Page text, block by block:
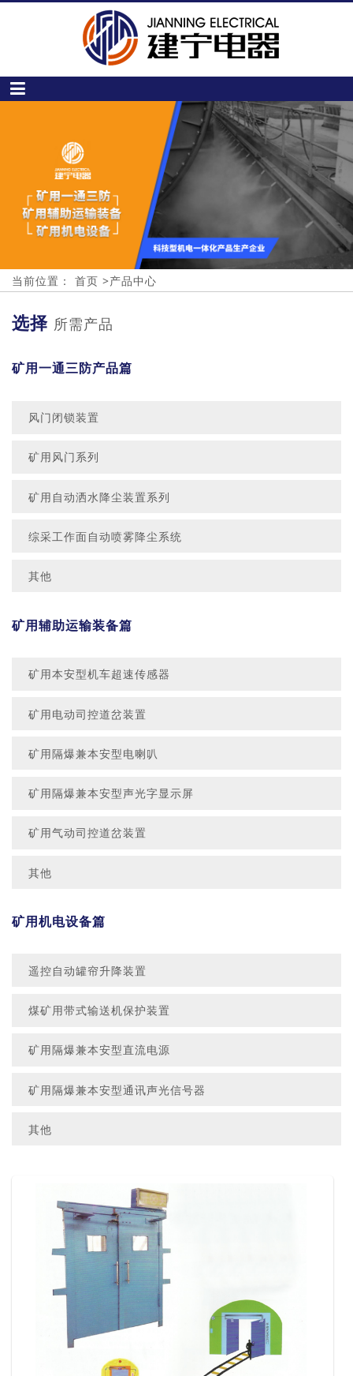
当前位置： 首页 >产品中心
选择 所需产品
矿用一通三防产品篇
风门闭锁装置
矿用风门系列
矿用自动洒水降尘装置系列
综采工作面自动喷雾降尘系统
其他
矿用辅助运输装备篇
矿用本安型机车超速传感器
矿用电动司控道岔装置
矿用隔爆兼本安型电喇叭
矿用隔爆兼本安型声光字显示屏
矿用气动司控道岔装置
其他
矿用机电设备篇
遥控自动罐帘升降装置
煤矿用带式输送机保护装置
矿用隔爆兼本安型直流电源
矿用隔爆兼本安型通讯声光信号器
其他